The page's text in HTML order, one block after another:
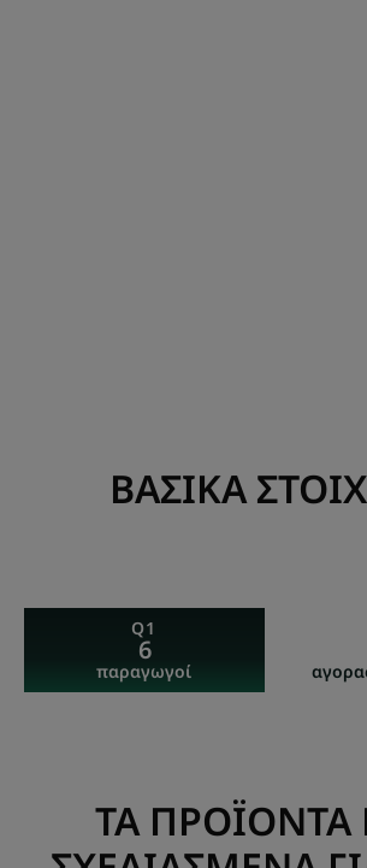
ΒΑΣΙΚΑ
Q1
6
παραγωγοί
ΤΑ